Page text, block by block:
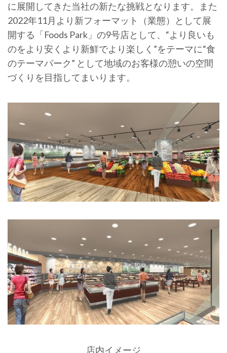
に展開してきた当社の新たな挑戦となります。また
2022年11月より新フォーマット（業態）として展
開する「Foods Park」の9号店として、“より良いも
のをより安くより新鮮でより楽しく”をテーマに“食
のテーマパーク” として地域のお客様の憩いの空間
づくりを目指してまいります。
店内イメージ